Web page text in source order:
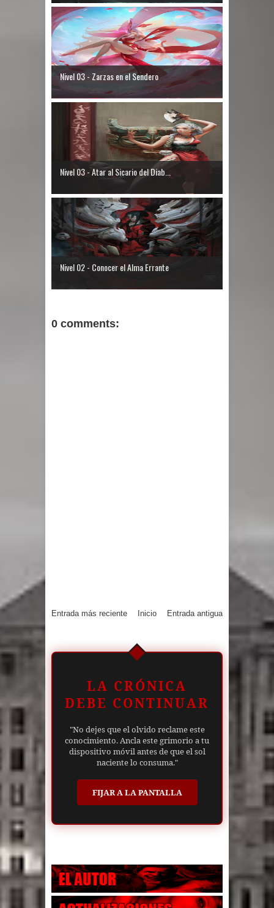
Nivel 03 - Zarzas en el Sendero
Nivel 03 - Atar al Sicario del Diab...
Nivel 02 - Conocer el Alma Errante
0 comments:
Entrada más reciente Entrada antigua
Inicio
LA CRÓNICA
DEBE CONTINUAR
"No dejes que el olvido reclame este
conocimiento. Ancla este grimorio a tu
dispositivo móvil antes de que el sol
naciente lo consuma."
FIJAR A LA PANTALLA